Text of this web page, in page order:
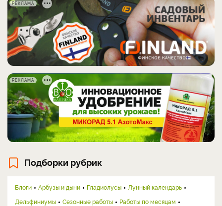
РЕКЛАМА
РЕКЛАМА
Подборки рубрик
Блоги Арбузы и дыни Гладиолусы
Лунный календарь
Дельфиниумы
Сезонные работы
Работы по месяцам